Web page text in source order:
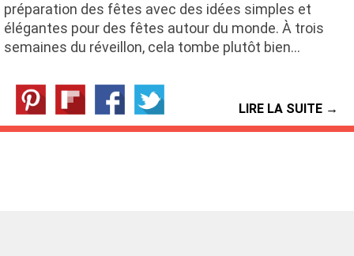
préparation des fêtes avec des idées simples et
élégantes pour des fêtes autour du monde. À trois
semaines du réveillon, cela tombe plutôt bien…
LIRE LA SUITE →